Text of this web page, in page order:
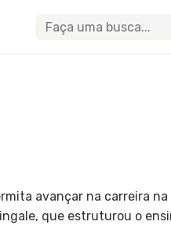
Buscar
avançar na carreira na
que estruturou o